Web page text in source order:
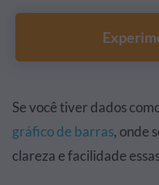
Se você tiver dados
gráfico de barras, onde
clareza e facilidade